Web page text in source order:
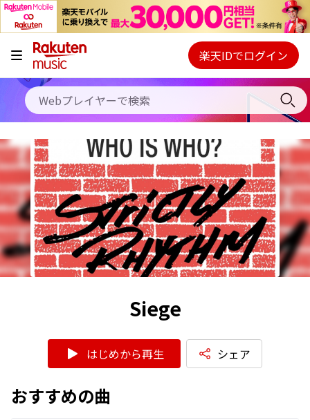
キャンペーン
料金プラン
使い方
初回30日間無料お試し
Webプレイヤー
ご契約内容の確認・変更
楽天IDでログイン
Siege
はじめから再生 シェア
おすすめの曲